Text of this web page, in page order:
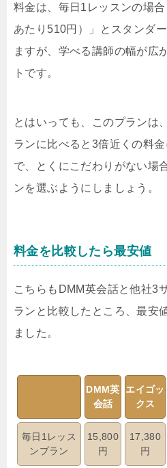
料金は、毎日1レッスンの場
あたり510円）」とスタンダ
ますが、学べる講師の幅が広
トです。
とはいっても、このプランは
ランに比べると3倍近くの料
で、とくにこだわりがない場
ンを選ぶようにしましょう。
料金を比較したら最安値
こちらもDMM英会話と他社3
ランと比較したところ、最安
ました。
DMM英
会話
エイゴッ
クス
毎日1レッス
ンプラン
15,800
円
17,380
円